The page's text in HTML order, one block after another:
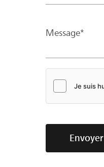
Message*
Envoyer